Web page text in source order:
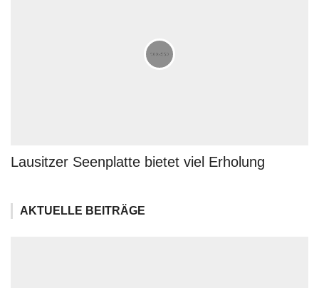
Lausitzer Seenplatte bietet viel Erholung
AKTUELLE BEITRÄGE